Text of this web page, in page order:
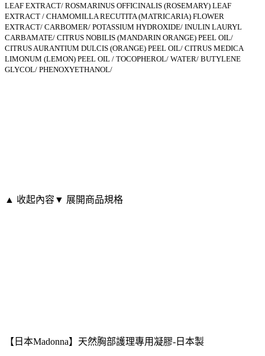
LEAF EXTRACT/ ROSMARINUS OFFICINALIS (ROSEMARY) LEAF
EXTRACT / CHAMOMILLA RECUTITA (MATRICARIA) FLOWER
EXTRACT/ CARBOMER/ POTASSIUM HYDROXIDE/ INULIN LAURYL
CARBAMATE/ CITRUS NOBILIS (MANDARIN ORANGE) PEEL OIL/
CITRUS AURANTIUM DULCIS (ORANGE) PEEL OIL/ CITRUS MEDICA
LIMONUM (LEMON) PEEL OIL / TOCOPHEROL/ WATER/ BUTYLENE
GLYCOL/ PHENOXYETHANOL/
▲ 收起內容▼ 展開商品規格
【日本Madonna】天然胸部護理專用凝膠-日本製